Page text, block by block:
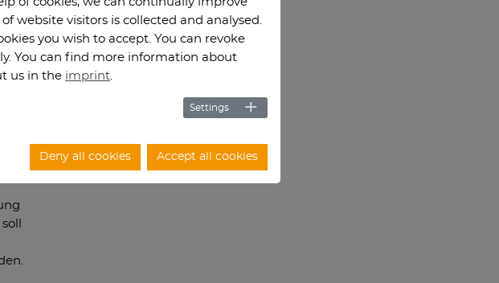
website visitors is collected and analysed.
you wish to accept. You can revoke
You can find more information about
us in the imprint
Settings
Deny all cookies Accept all cookies